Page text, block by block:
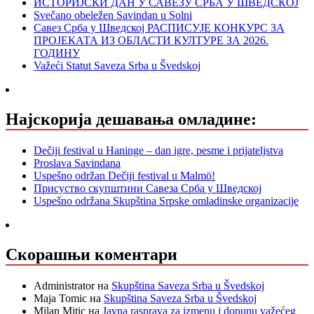
ИСТОРИЈСКИ ДАН У САВЕЗУ СРБА У ШВЕДСКОЈ
Svečano obeležen Savindan u Solni
Савез Срба у Шведској РАСПИСУЈЕ КОНКУРС ЗА
ПРОЈЕКАТА ИЗ ОБЛАСТИ КУЛТУРЕ ЗА 2026.
ГОДИНУ
Važeći Statut Saveza Srba u Švedskoj
Најскорија дешавања омладине:
Dečiji festival u Haninge – dan igre, pesme i prijateljstva
Proslava Savindana
Uspešno održan Dečiji festival u Malmö!
Присуство скупштини Савеза Срба у Шведској
Uspešno održana Skupština Srpske omladinske organizacije
Скорашњи коментари
Administratorна Skupština Saveza Srba u Švedskoj
Maja Tomic на Skupština Saveza Srba u Švedskoj
Milan Mitic на Javna rasprava za izmenu i dopunu važećeg